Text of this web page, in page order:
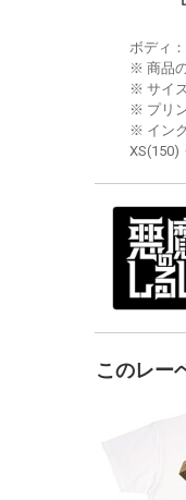
ボディ
※ 商品
※ サイ
※ プリ
※ イン
XS(150)
このレー